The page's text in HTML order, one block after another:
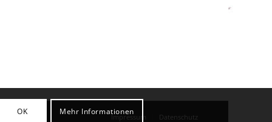
Impressum Datenschutz
OK Mehr Informationen